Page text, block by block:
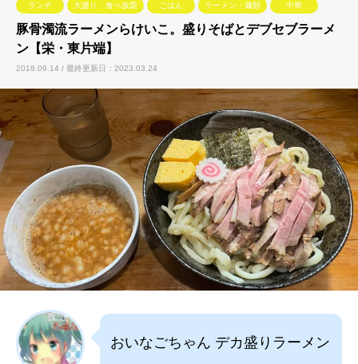
ランチ 大盛り・食べ放題 ごはん ラーメン・麺類 中華
豚骨濁流ラーメンらけいこ。盛りそばとデブセブラーメ
ン【栄・東片端】
2018.09.14 / 最終更新日：2023.03.24
おいなごちゃん デカ盛りラーメン